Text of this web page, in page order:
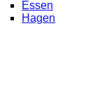
Essen
Hagen